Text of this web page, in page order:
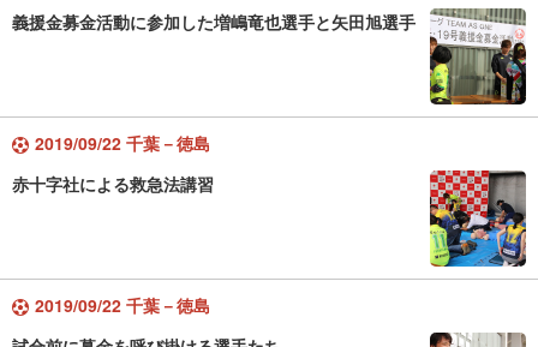
義援金募金活動に参加した増嶋竜也選手と矢田旭選手
2019/09/22 千葉－徳島
赤十字社による救急法講習
2019/09/22 千葉－徳島